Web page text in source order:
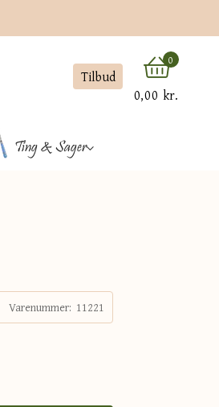
Tilbud
0
0,00 kr.
Ting & Sager
Varenummer: 11221